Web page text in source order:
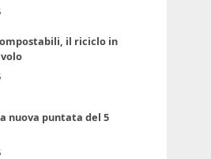
il riciclo in
nuova puntata del 5